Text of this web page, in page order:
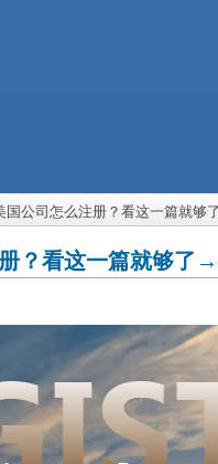
国公司怎么注册？看这一篇就够
？看这一篇就够了→